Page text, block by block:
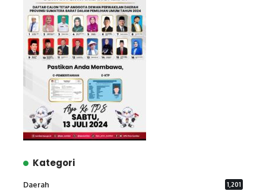
Kategori
Daerah 1,201